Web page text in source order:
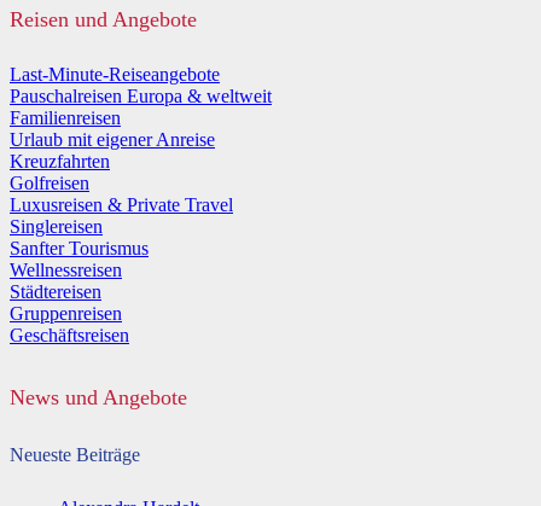
Reisen und Angebote
Last-Minute-Reiseangebote
Pauschalreisen Europa & weltweit
Familienreisen
Urlaub mit eigener Anreise
Kreuzfahrten
Golfreisen
Luxusreisen & Private Travel
Singlereisen
Sanfter Tourismus
Wellnessreisen
Städtereisen
Gruppenreisen
Geschäftsreisen
News und Angebote
Neueste Beiträge